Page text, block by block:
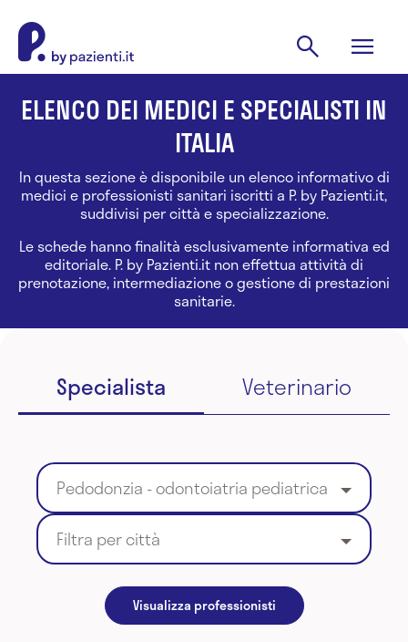
ELENCO DEI MEDICI E SPECIALISTI IN
ITALIA
In questa sezione è disponibile un elenco informativo di
medici e professionisti sanitari iscritti a P. by Pazienti.it,
suddivisi per città e specializzazione.
Le schede hanno finalità esclusivamente informativa ed
editoriale. P. by Pazienti.it non effettua attività di
prenotazione, intermediazione o gestione di prestazioni
sanitarie.
Specialista Veterinario
Pedodonzia - odontoiatria pediatrica
Filtra per città
Visualizza professionisti